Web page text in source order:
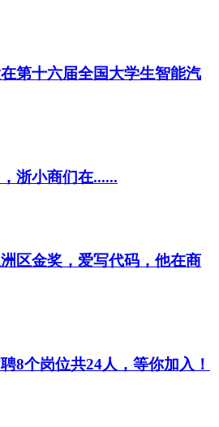
第十六届全国大学生智能汽
浙小商们在......
区金奖，爱写代码，他在商
8个岗位共24人，等你加入！